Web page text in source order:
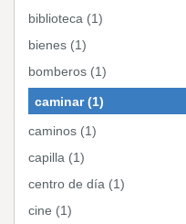
biblioteca (1)
bienes (1)
bomberos (1)
caminar (1)
caminos (1)
capilla (1)
centro de día (1)
cine (1)